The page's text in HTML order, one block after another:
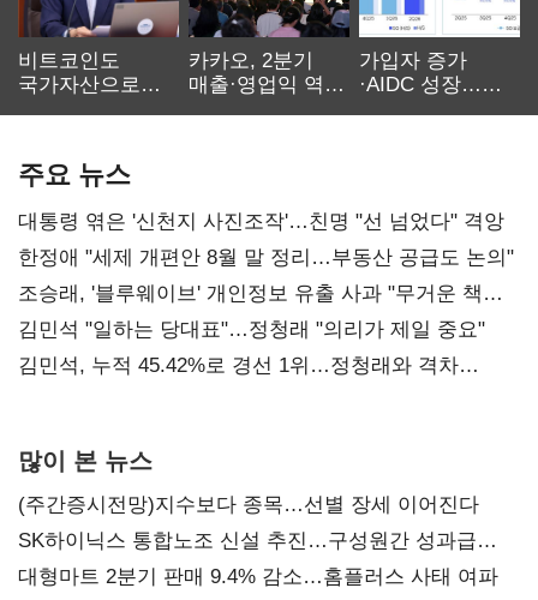
비트코인도
국가자산으로…'
카카오, 2분기
매출·영업익 역대
가입자 증가
·AIDC 성장…
주요 뉴스
대통령 엮은 '신천지 사진조작'…친명 "선 넘었다" 격앙
한정애 "세제 개편안 8월 말 정리…부동산 공급도 논의"
조승래, '블루웨이브' 개인정보 유출 사과 "무거운 책임
통감"
김민석 "일하는 당대표"…정청래 "의리가 제일 중요"
김민석, 누적 45.42%로 경선 1위…정청래와 격차
많이 본 뉴스
(주간증시전망)지수보다 종목…선별 장세 이어진다
SK하이닉스 통합노조 신설 추진…구성원간 성과급
불만 확산
대형마트 2분기 판매 9.4% 감소…홈플러스 사태 여파